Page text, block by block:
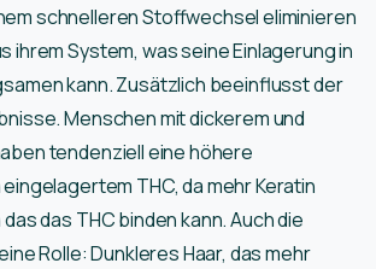
schnelleren Stoffwechsel eliminieren
ihrem System, was seine Einlagerung in
kann. Zusätzlich beeinflusst der
Menschen mit dickerem und
tendenziell eine höhere
THC, da mehr Keratin
das THC binden kann. Auch die
Rolle: Dunkleres Haar, das mehr